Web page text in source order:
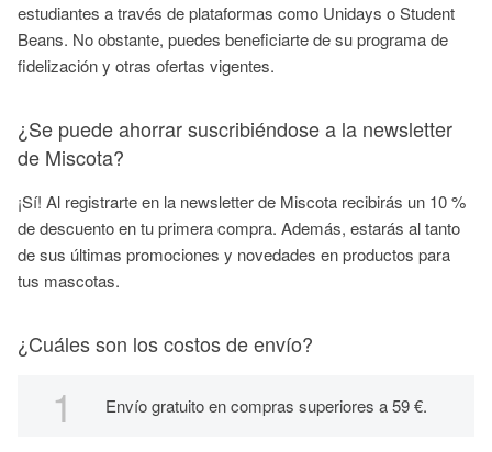
estudiantes a través de plataformas como Unidays o Student
Beans. No obstante, puedes beneficiarte de su programa de
fidelización y otras ofertas vigentes.
¿Se puede ahorrar suscribiéndose a la newsletter
de Miscota?
¡Sí! Al registrarte en la newsletter de Miscota recibirás un 10 %
de descuento en tu primera compra. Además, estarás al tanto
de sus últimas promociones y novedades en productos para
tus mascotas.
¿Cuáles son los costos de envío?
Envío gratuito en compras superiores a 59 €.